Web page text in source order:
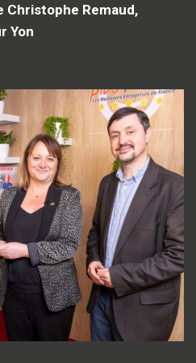
Christophe Remaud,
Yon